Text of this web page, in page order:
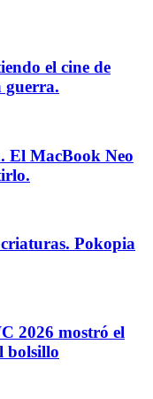
el cine de
guerra.
El MacBook Neo
Pokopia
2026 mostró el
bolsillo